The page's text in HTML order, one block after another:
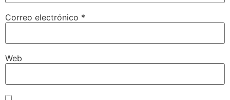
Correo electrónico *
Web